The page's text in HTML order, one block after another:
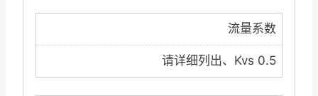
流量系数
请详细列出、Kvs 0.5